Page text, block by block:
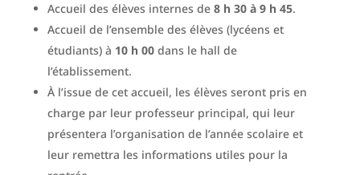
Accueil des élèves internes de 8 h 30 à 9 h 45.
Accueil de l’ensemble des élèves (lycéens et
étudiants) à 10 h 00dans le hall de
l’établissement.
À l’issue de cet accueil, les élèves seront pris en
charge par leur professeur principal, qui leur
présentera l’organisation de l’année scolaire et
leur remettra les informations utiles pour la